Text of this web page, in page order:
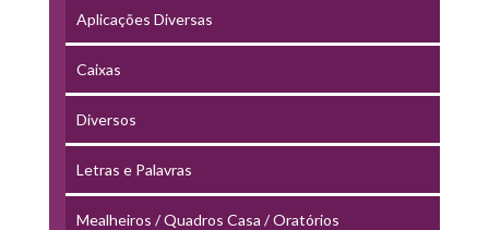
Aplicações Diversas
Caixas
Diversos
Letras e Palavras
Mealheiros / Quadros Casa / Oratórios